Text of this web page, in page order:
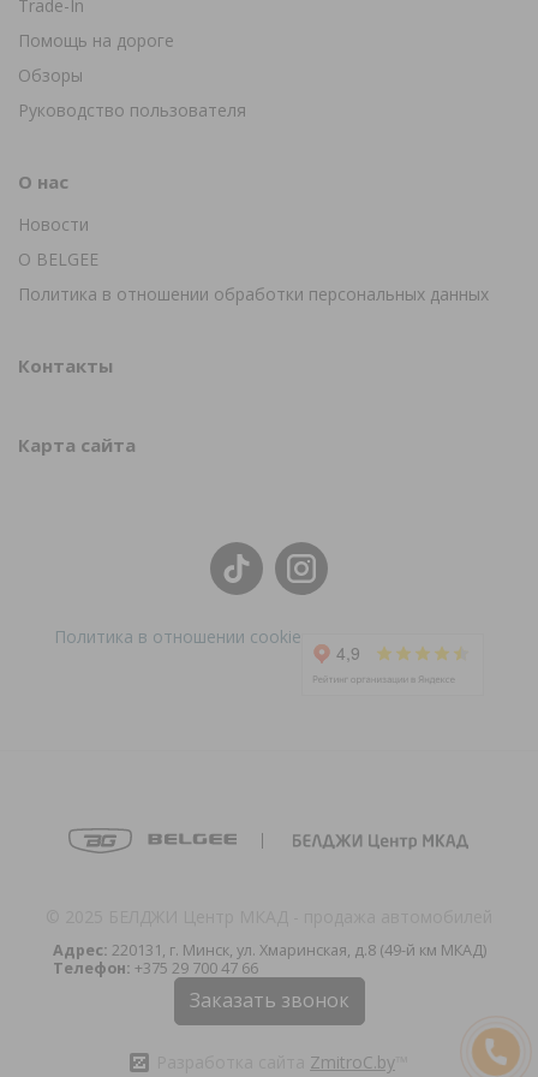
Trade-In
Помощь на дороге
Обзоры
Руководство пользователя
О нас
Новости
О BELGEE
Политика в отношении обработки персональных данных
Контакты
Карта сайта
Политика в отношении cookie
Адрес: 220131, г. Минск, ул. Хмаринская, д.8 (49-й км МКАД)
Телефон: +375 29 700 47 66
Заказать звонок
ZmitroC.by